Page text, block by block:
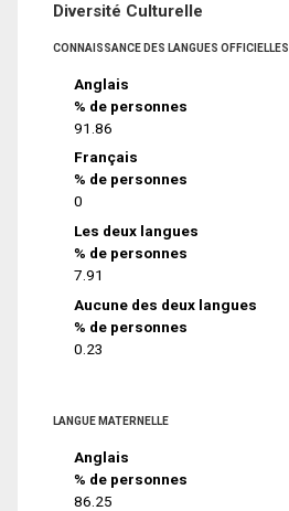
Diversité Culturelle
CONNAISSANCE DES LANGUES OFFICIELLES
Anglais
% de personnes
91.86
Français
% de personnes
0
Les deux langues
% de personnes
7.91
Aucune des deux langues
% de personnes
0.23
LANGUE MATERNELLE
Anglais
% de personnes
86.25